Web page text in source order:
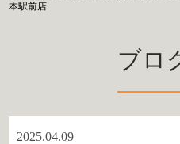
本駅前店
ブロ
2025.04.09